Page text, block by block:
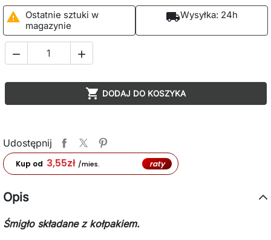

Ostatnie sztuki w
magazynie
local_shippingWysyłka: 24h
 
 DODAJ DO KOSZYKA
Udostępnij
Kup od 3,55zł /mies. raty
Opis
Śmigło składane z kołpakiem.